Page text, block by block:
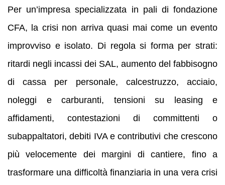
Per un’impresa specializzata in pali di fondazione
CFA, la crisi non arriva quasi mai come un evento
improvviso e isolato. Di regola si forma per strati:
ritardi negli incassi dei SAL, aumento del fabbisogno
di cassa per personale, calcestruzzo, acciaio,
noleggi e carburanti, tensioni su leasing e
affidamenti, contestazioni di committenti o
subappaltatori, debiti IVA e contributivi che crescono
più velocemente dei margini di cantiere, fino a
trasformare una difficoltà finanziaria in una vera crisi